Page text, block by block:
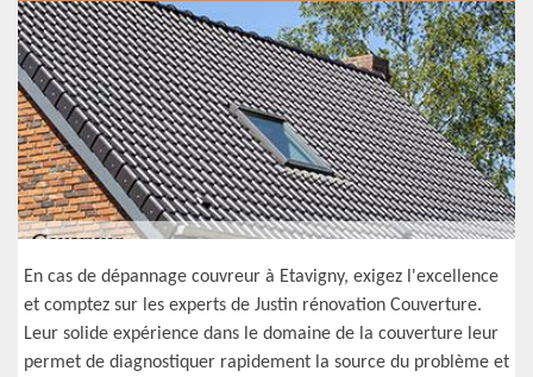
En cas de dépannage couvreur à Etavigny, exigez l'excellence
et comptez sur les experts de Justin rénovation Couverture.
Leur solide expérience dans le domaine de la couverture leur
permet de diagnostiquer rapidement la source du problème et